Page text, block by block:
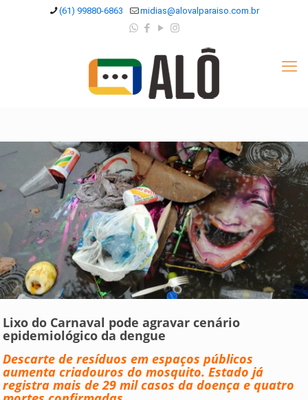
(61) 99880-6863 midias@alovalparaiso.com.br
Lixo do Carnaval pode agravar cenário
epidemiológico da dengue
Descarte de resíduos em espaços públicos
aumenta criadouros do mosquito. Estado já
registra mais de 29 mil casos da doença e quatro